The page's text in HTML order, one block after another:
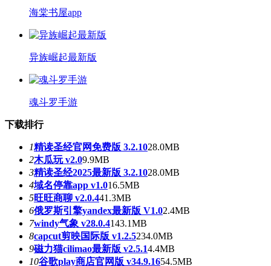
海棠书屋app
异族崛起最新版
魂斗罗手游
下载排行
1精读圣经官网免费版 3.2.1028.0MB
2木瓜玩 v2.09.9MB
3精读圣经2025最新版 3.2.1028.0MB
4域名停靠app v1.016.5MB
5旺旺商聊 v2.0.441.3MB
6俄罗斯引擎yandex最新版 V1.02.4MB
7windy气象 v28.0.4143.1MB
8capcut剪映国际版 v1.2.5234.0MB
9磁力猫cilimao最新版 v2.5.14.4MB
10谷歌play商店官网版 v34.9.1654.5MB